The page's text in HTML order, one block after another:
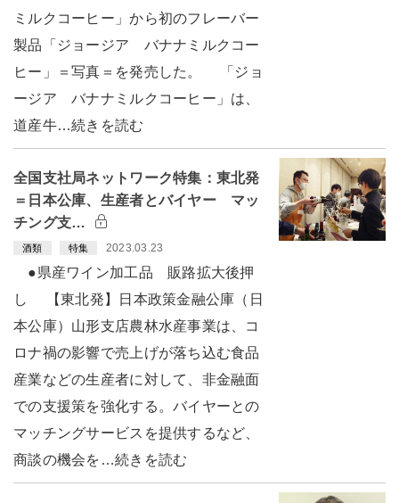
ミルクコーヒー」から初のフレーバー
製品「ジョージア バナナミルクコー
ヒー」＝写真＝を発売した。 「ジョ
ージア バナナミルクコーヒー」は、
道産牛…続きを読む
全国支社局ネットワーク特集：東北発
＝日本公庫、生産者とバイヤー マッ
チング支…
酒類 特集 2023.03.23
●県産ワイン加工品 販路拡大後押
し 【東北発】日本政策金融公庫（日
本公庫）山形支店農林水産事業は、コ
ロナ禍の影響で売上げが落ち込む食品
産業などの生産者に対して、非金融面
での支援策を強化する。バイヤーとの
マッチングサービスを提供するなど、
商談の機会を…続きを読む